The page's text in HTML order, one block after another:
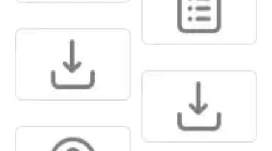
対して補正効果と安定した
距離を実現。